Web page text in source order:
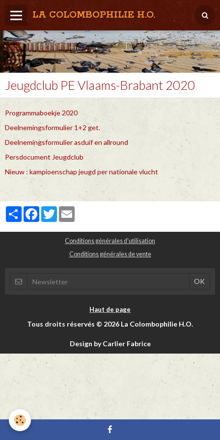
LA COLOMBOPHILIE H.O.
Home
Météo / Het weer
Lâcher / Los
Result. clubs, Provincial, (Inter)National
RFCB / KBDB
Jeugdclub PE Vlaams-Brabant 2020
Programmaboekje 2020
Deelnemingsformulier 1+2 get.
Deelnemingsformulier asduif en allround
Persdocument Jeugdclub
Nieuw : kampioenschap jeugd per nationale vlucht
PartagerFacebook
Twitter
Conditions générales d'utilisation
Conditions générales de vente
Haut de page
Tous droits réservés © 2026 La Colombophilie H.O.
Design by Carlier Fabrice